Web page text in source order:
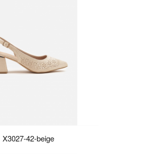
X3027-42-beige